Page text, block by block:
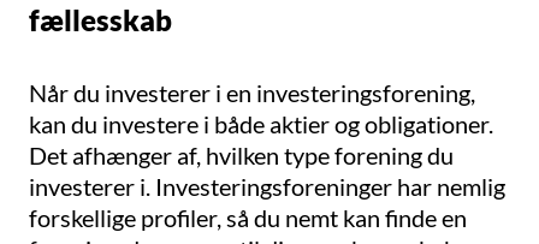
fællesskab
Når du investerer i en investeringsforening,
kan du investere i både aktier og obligationer.
Det afhænger af, hvilken type forening du
investerer i. Investeringsforeninger har nemlig
forskellige profiler, så du nemt kan finde en